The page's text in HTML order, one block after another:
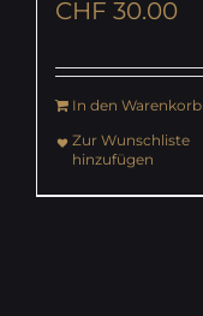
CHF 30.00
In den Warenkorb
Zur Wunschliste
hinzufügen